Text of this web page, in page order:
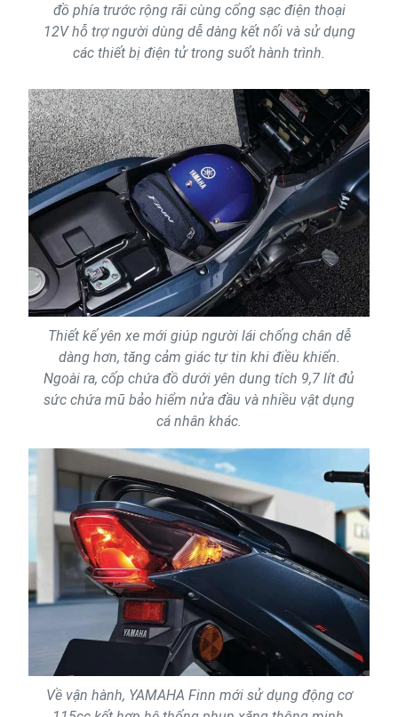
đồ phía trước rộng rãi cùng cổng sạc điện thoại
12V hỗ trợ người dùng dễ dàng kết nối và sử dụng
các thiết bị điện tử trong suốt hành trình.
Thiết kế yên xe mới giúp người lái chống chân dễ
dàng hơn, tăng cảm giác tự tin khi điều khiển.
Ngoài ra, cốp chứa đồ dưới yên dung tích 9,7 lít đủ
sức chứa mũ bảo hiểm nửa đầu và nhiều vật dụng
cá nhân khác.
Về vận hành, YAMAHA Finn mới sử dụng động cơ